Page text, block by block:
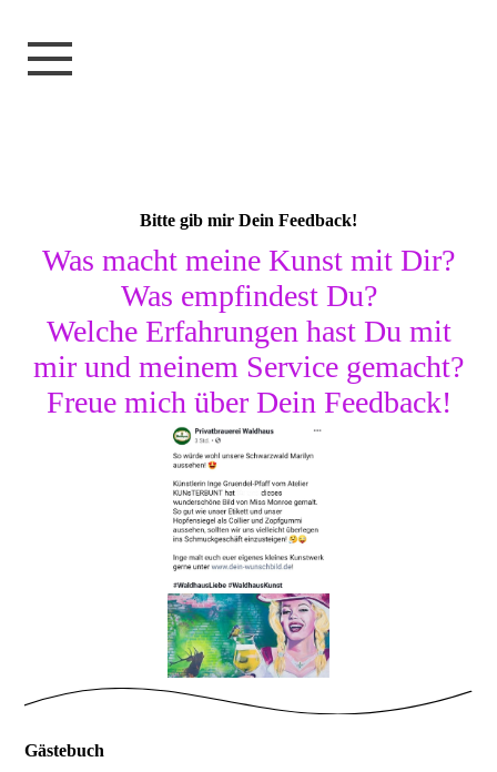
Bitte gib mir Dein Feedback!
Was macht meine Kunst mit Dir?
Was empfindest Du?
Welche Erfahrungen hast Du mit
mir und meinem Service gemacht?
Freue mich über Dein Feedback!
Gästebuch